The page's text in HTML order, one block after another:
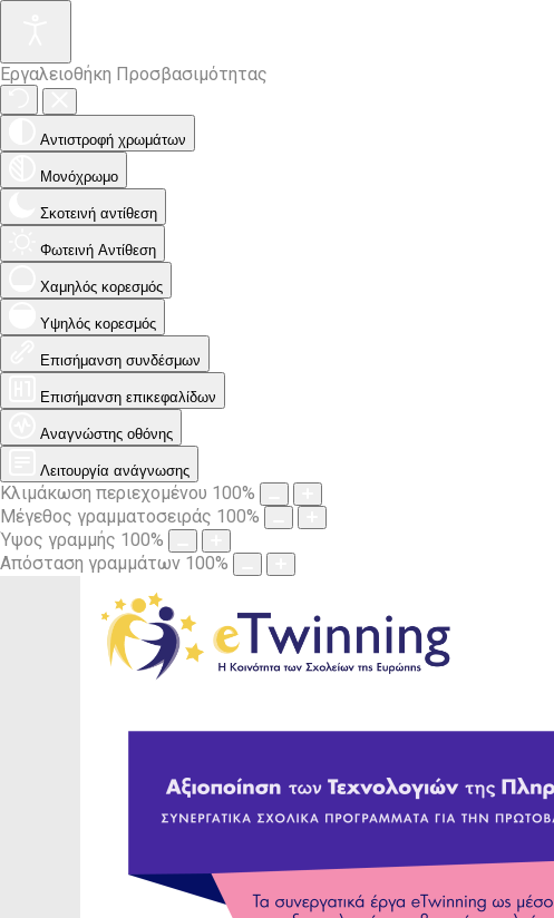
Εργαλειοθήκη Προσβασιμότητας
Αντιστροφή χρωμάτων
Μονόχρωμο
Σκοτεινή αντίθεση
Φωτεινή Αντίθεση
Χαμηλός κορεσμός
Υψηλός κορεσμός
Επισήμανση συνδέσμων
Επισήμανση επικεφαλίδων
Αναγνώστης οθόνης
Λειτουργία ανάγνωσης
Κλιμάκωση περιεχομένου 100%
Μέγεθος γραμματοσειράς 100%
Ύψος γραμμής 100%
Απόσταση γραμμάτων 100%